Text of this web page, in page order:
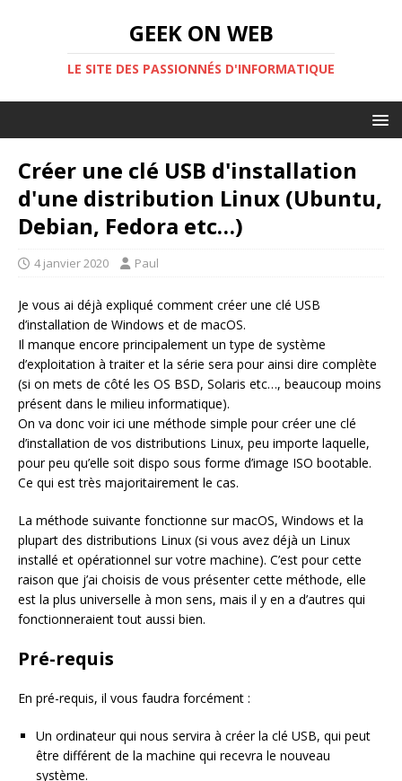
GEEK ON WEB
LE SITE DES PASSIONNÉS D'INFORMATIQUE
Créer une clé USB d'installation
d'une distribution Linux (Ubuntu,
Debian, Fedora etc…)
4 janvier 2020 Paul
Je vous ai déjà expliqué comment créer une clé USB
d’installation de Windows et de macOS.
Il manque encore principalement un type de système
d’exploitation à traiter et la série sera pour ainsi dire complète
(si on mets de côté les OS BSD, Solaris etc…, beaucoup moins
présent dans le milieu informatique).
On va donc voir ici une méthode simple pour créer une clé
d’installation de vos distributions Linux, peu importe laquelle,
pour peu qu’elle soit dispo sous forme d’image ISO bootable.
Ce qui est très majoritairement le cas.
La méthode suivante fonctionne sur macOS, Windows et la
plupart des distributions Linux (si vous avez déjà un Linux
installé et opérationnel sur votre machine). C’est pour cette
raison que j’ai choisis de vous présenter cette méthode, elle
est la plus universelle à mon sens, mais il y en a d’autres qui
fonctionneraient tout aussi bien.
Pré-requis
En pré-requis, il vous faudra forcément :
Un ordinateur qui nous servira à créer la clé USB, qui peut
être différent de la machine qui recevra le nouveau
système.